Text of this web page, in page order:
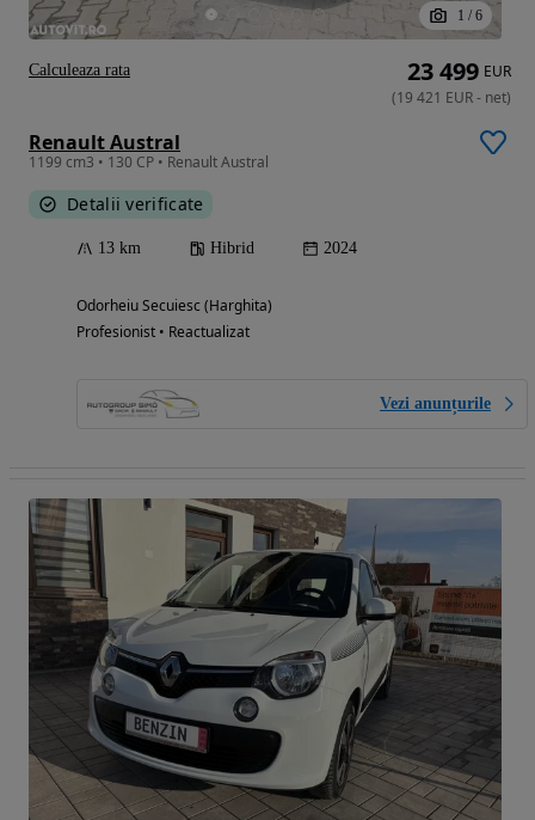
1 / 6
Renault Austral
1199 cm3 • 130 CP • Renault Austral
Detalii verificate
13 km Hibrid 2024
Odorheiu Secuiesc (Harghita)
Profesionist • Reactualizat
Vezi anunțurile
23 499 EUR
(19 421 EUR- net)
Calculeaza rata